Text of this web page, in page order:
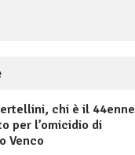
chi è il 44enne
per l’omicidio di
Venco